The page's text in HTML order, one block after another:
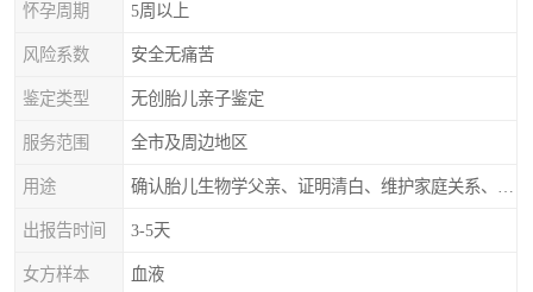
怀孕周期 5周以上
风险系数 安全无痛苦
鉴定类型 无创胎儿亲子鉴定
服务范围 全市及周边地区
用途
出报告时间 3-5天
女方样本 血液